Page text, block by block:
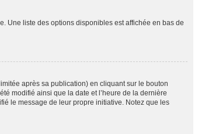
Une liste des options disponibles est affichée en bas de
après sa publication) en cliquant sur le bouton
modifié ainsi que la date et l’heure de la dernière
le message de leur propre initiative. Notez que les